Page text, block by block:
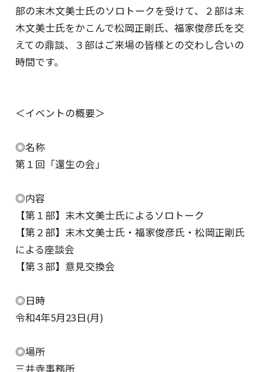
部の末木文美士氏のソロトークを受けて、２部は末
木文美士氏をかこんで松岡正剛氏、福家俊彦氏を交
えての鼎談、３部はご来場の皆様との交わし合いの
時間です。
＜イベントの概要＞
◎名称
第１回「還生の会」
◎内容
【第１部】末木文美士氏によるソロトーク
【第２部】末木文美士氏・福家俊彦氏・松岡正剛氏
による座談会
【第３部】意見交換会
◎日時
令和4年5月23日(月)
◎場所
三井寺事務所